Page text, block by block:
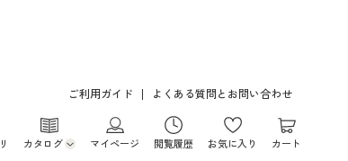
ご利用ガイド よくある質問とお問い合わせ
カタログ マイページ 閲覧履歴 お気に入り カート